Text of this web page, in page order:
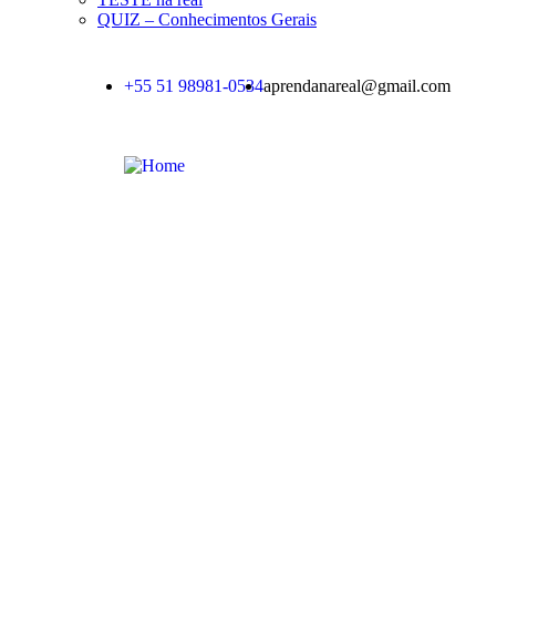
QUIZ – Conhecimentos Gerais
+55 51 98981-0534aprendanareal@gmail.com